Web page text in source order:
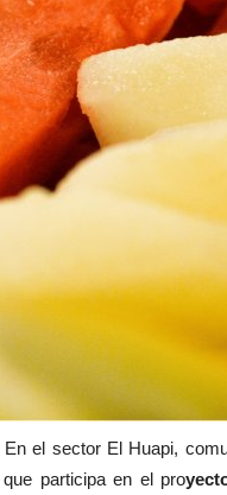
el sector El Huapi,
participa en el pro